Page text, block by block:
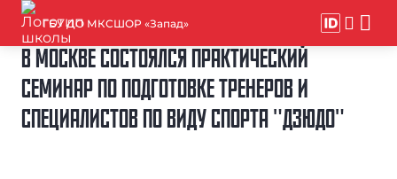
ГБУ ДО МКСШОР «Запад»
В МОСКВЕ СОСТОЯЛСЯ ПРАКТИЧЕСКИЙ
СЕМИНАР ПО ПОДГОТОВКЕ ТРЕНЕРОВ И
СПЕЦИАЛИСТОВ ПО ВИДУ СПОРТА "ДЗЮДО"